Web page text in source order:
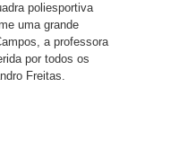
poliesportiva
uma grande
a professora
por todos os
Freitas.